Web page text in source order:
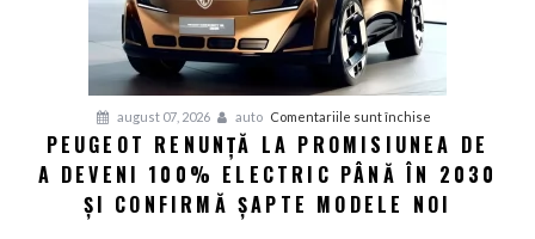
de
august 07, 2026 auto Comentariile sunt închise
Peugeot
renunță
la
PEUGEOT RENUNȚĂ LA PROMISIUNEA DE
A DEVENI 100% ELECTRIC PÂNĂ ÎN 2030
ȘI CONFIRMĂ ȘAPTE MODELE NOI